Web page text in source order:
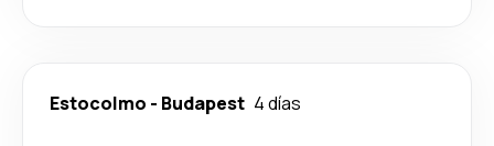
Estocolmo - Budapest 4 días